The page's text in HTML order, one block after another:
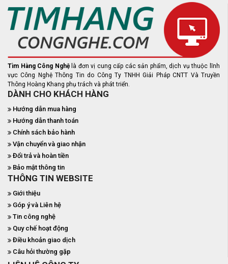
Tìm Hàng Công Nghệ là đơn vị cung cấp các sản phẩm, dịch vụ thuộc lĩnh
vực Công Nghệ Thông Tin do Công Ty TNHH Giải Pháp CNTT Và Truyền
Thông Hoàng Khang phụ trách và phát triển.
DÀNH CHO KHÁCH HÀNG
Hướng dẫn mua hàng
Hướng dẫn thanh toán
Chính sách bảo hành
Vận chuyển và giao nhận
Đổi trả và hoàn tiền
Bảo mật thông tin
THÔNG TIN WEBSITE
Giới thiệu
Góp ý và Liên hệ
Tin công nghệ
Quy chế hoạt động
Điều khoản giao dịch
Câu hỏi thường gặp